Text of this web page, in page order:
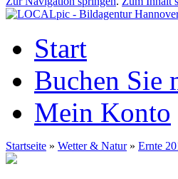
Start
Buchen Sie
Mein Konto
Startseite » Wetter & Natur» Ernte